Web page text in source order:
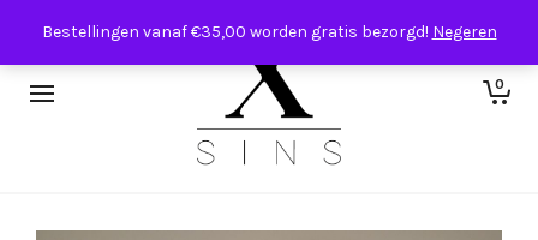
Bestellingen vanaf €35,00 worden gratis bezorgd! Negeren
0